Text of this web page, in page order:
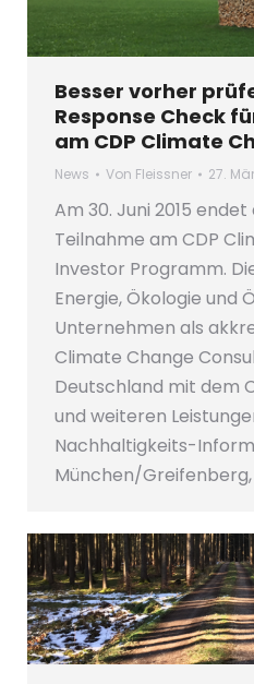
Besser vorher
Response Check
am CDP Climate
News Von Fleissner 27.
Am 30. Juni 2015
Teilnahme am CDP
Investor Programm.
Energie, Ökologie und
Unternehmen als
Climate Change
Deutschland mit dem
und weiteren
Nachhaltigkeits-
München/Greifenberg,